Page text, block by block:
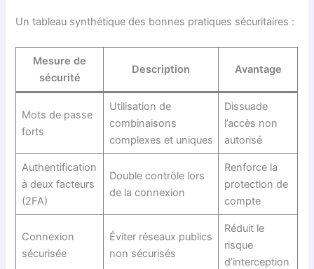
Un tableau synthétique des bonnes pratiques sécuritaires :
Mesure de
sécurité
Description Avantage
Mots de passe
forts
Utilisation de
combinaisons
complexes et uniques
Dissuade
l’accès non
autorisé
Authentification
à deux facteurs
(2FA)
Double contrôle lors
de la connexion
Renforce la
protection de
compte
Connexion
sécurisée
Éviter réseaux publics
non sécurisés
Réduit le
risque
d’interception